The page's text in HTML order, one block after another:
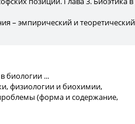
– эмпирический и теоретический
биологии ...
физиологии и биохимии,
(форма и содержание,